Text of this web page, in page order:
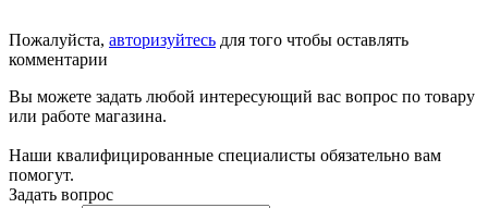
Пожалуйста, авторизуйтесь для того чтобы оставлять
комментарии
Вы можете задать любой интересующий вас вопрос по товару
или работе магазина.
Наши квалифицированные специалисты обязательно вам
помогут.
Задать вопрос